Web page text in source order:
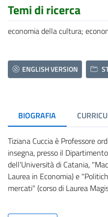
Temi di ricerca
economia della cultura;
ENGLISH VERSION
BIOGRAFIA
Tiziana Cuccia è Professore
insegna, presso il
dell'Università di Catania,
Laurea in Economia) e
mercati" (corso di Laurea